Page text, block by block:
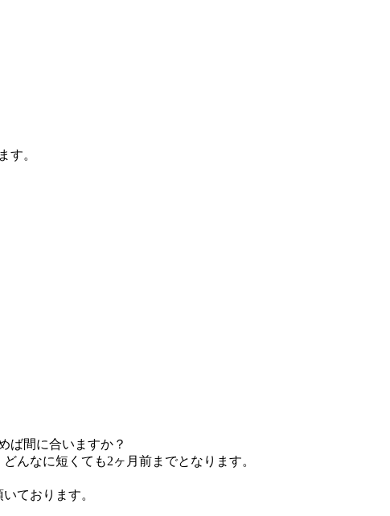
す。
ば間に合いますか？
んなに短くても2ヶ月前までとなります。
ております。